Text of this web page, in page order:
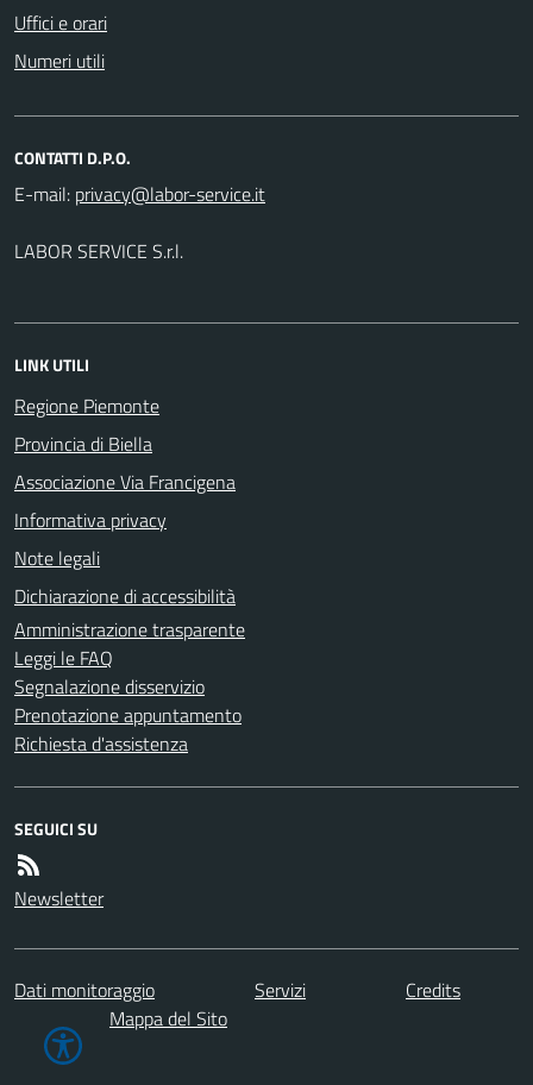
Uffici e orari
Numeri utili
CONTATTI D.P.O.
E-mail:
LABOR SERVICE S.r.l.
LINK UTILI
Regione Piemonte
Provincia di Biella
Associazione Via Francigena
Informativa privacy
Note legali
Dichiarazione di accessibilità
Amministrazione trasparente
Leggi le FAQ
Segnalazione disservizio
Prenotazione appuntamento
Richiesta d'assistenza
SEGUICI SU
Newsletter
Dati monitoraggio Servizi
Credits
Mappa del Sito